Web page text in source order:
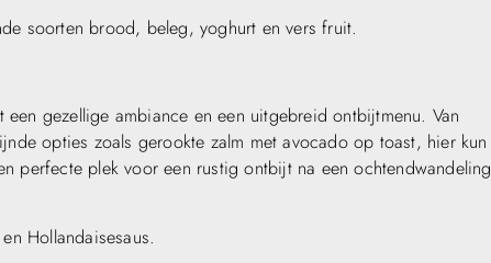
soorten brood, beleg, yoghurt en vers fruit.
gezellige ambiance en een uitgebreid ontbijtmenu. Van
opties zoals gerookte zalm met avocado op toast, hier kun
perfecte plek voor een rustig ontbijt na een ochtendwandeling
Hollandaisesaus.